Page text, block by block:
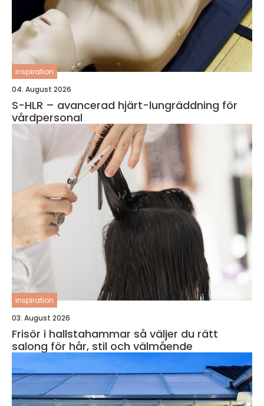
inspiration
04. August 2026
S-HLR – avancerad hjärt-lungräddning för
vårdpersonal
inspiration
03. August 2026
Frisör i hallstahammar så väljer du rätt
salong för hår, stil och välmående